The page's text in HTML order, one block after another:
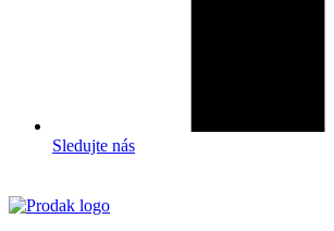
Sledujte nás